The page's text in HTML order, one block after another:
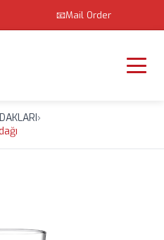
📧Mail Order
›